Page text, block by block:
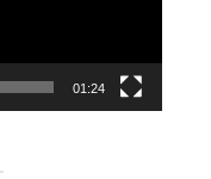
01:24